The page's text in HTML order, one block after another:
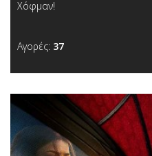
Χόφμαν!
Αγορές: 37